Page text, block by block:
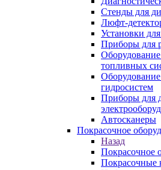
Стенды для
Люфт-
Установки
Приборы для
топливных
гидросистем
Приборы для
Автосканеры
Покрасочное
Назад
Покрасочное
Покрасочные